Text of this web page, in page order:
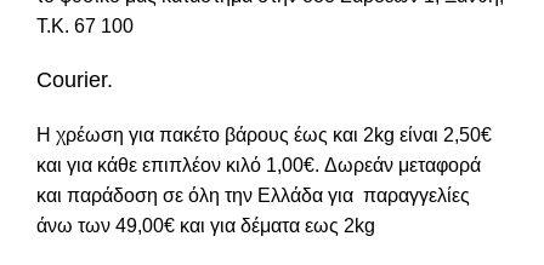
Τ.Κ. 67 100
Courier.
Η χρέωση για πακέτο βάρους έως και 2kg είναι 2,50€
και για κάθε επιπλέον κιλό 1,00€. Δωρεάν μεταφορά
και παράδοση σε όλη την Ελλάδα για παραγγελίες
άνω των 49,00€ και για δέματα εως 2kg